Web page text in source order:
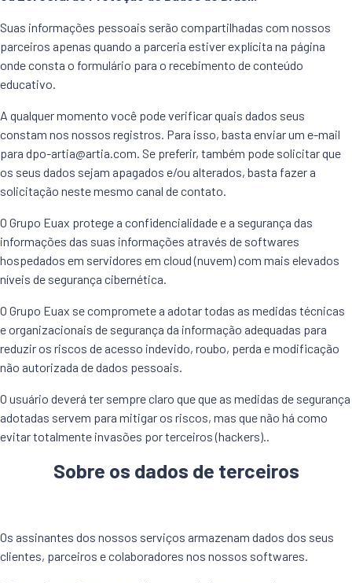
Suas informações pessoais serão compartilhadas com nossos
parceiros apenas quando a parceria estiver explícita na página
onde consta o formulário para o recebimento de conteúdo
educativo.
A qualquer momento você pode verificar quais dados seus
constam nos nossos registros. Para isso, basta enviar um e-mail
para dpo-artia@artia.com. Se preferir, também pode solicitar que
os seus dados sejam apagados e/ou alterados, basta fazer a
solicitação neste mesmo canal de contato.
O Grupo Euax protege a confidencialidade e a segurança das
informações das suas informações através de softwares
hospedados em servidores em cloud (nuvem) com mais elevados
níveis de segurança cibernética.
O Grupo Euax se compromete a adotar todas as medidas técnicas
e organizacionais de segurança da informação adequadas para
reduzir os riscos de acesso indevido, roubo, perda e modificação
não autorizada de dados pessoais.
O usuário deverá ter sempre claro que que as medidas de segurança
adotadas servem para mitigar os riscos, mas que não há como
evitar totalmente invasões por terceiros (hackers)..
Sobre os dados de terceiros
Os assinantes dos nossos serviços armazenam dados dos seus
clientes, parceiros e colaboradores nos nossos softwares.